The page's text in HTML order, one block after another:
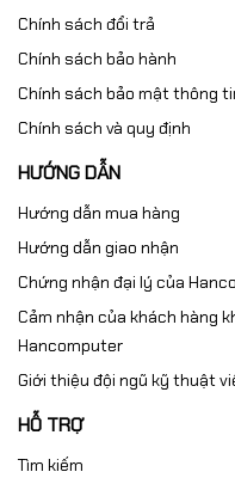
Chính sách đổi trả
Chính sách bảo hành
Chính sách bảo mật thông
Chính sách và quy định
HƯỚNG DẪN
Hướng dẫn mua hàng
Hướng dẫn giao nhận
Chứng nhận đại lý của
Cảm nhận của khách hàng
Hancomputer
Giới thiệu đội ngũ kỹ thuật
HỖ TRỢ
Tìm kiếm